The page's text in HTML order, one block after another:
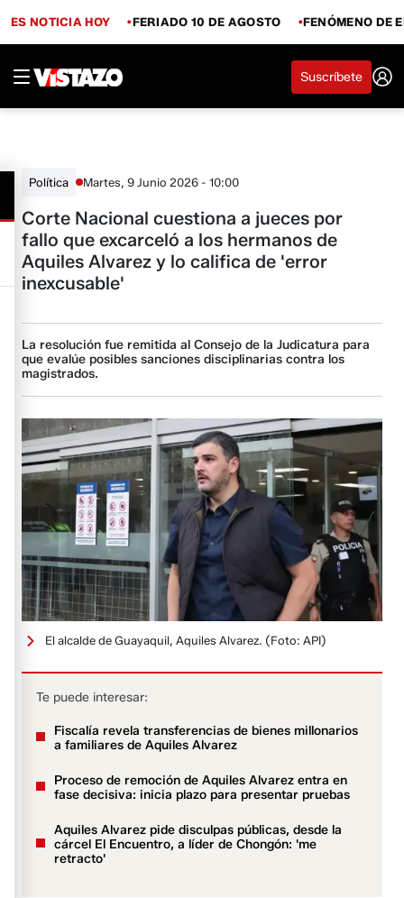
ES NOTICIA HOY FERIADO 10 DE AGOSTO FENÓMENO DE
Suscríbete
Política Martes, 9 Junio 2026 - 10:00
Corte Nacional cuestiona a jueces por
fallo que excarceló a los hermanos de
Aquiles Alvarez y lo califica de 'error
inexcusable'
La resolución fue remitida al Consejo de la Judicatura para
que evalúe posibles sanciones disciplinarias contra los
magistrados.
El alcalde de Guayaquil, Aquiles Alvarez. (Foto: API)
Te puede interesar:
Fiscalía revela transferencias de bienes millonarios
a familiares de Aquiles Alvarez
Proceso de remoción de Aquiles Alvarez entra en
fase decisiva: inicia plazo para presentar pruebas
Aquiles Alvarez pide disculpas públicas, desde la
cárcel El Encuentro, a líder de Chongón: 'me
retracto'